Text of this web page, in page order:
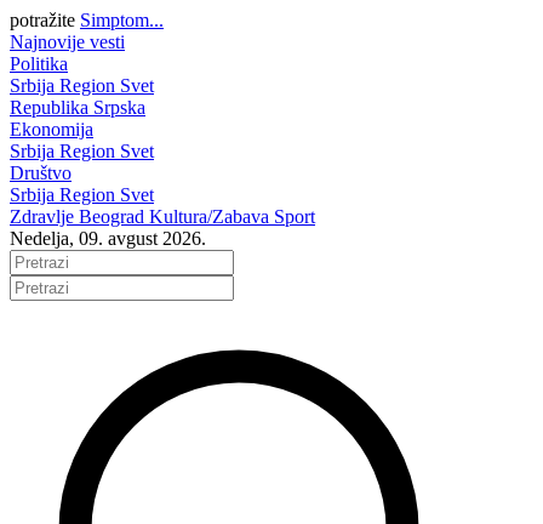
potražite Simptom...
Najnovije vesti
Politika
Srbija Region Svet
Republika Srpska
Ekonomija
Srbija Region Svet
Društvo
Srbija Region Svet
Zdravlje Beograd Kultura/Zabava Sport
Nedelja, 09. avgust 2026.